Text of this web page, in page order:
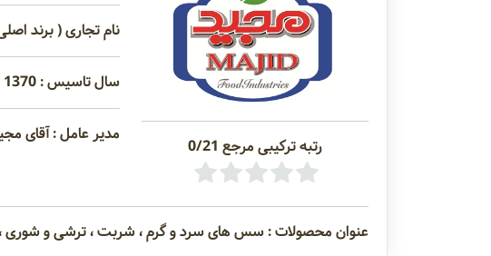
رتبه ترکیبی مرجع 0/21
نام تجاری ( برند
سال تاسیس : 1370
مدیر عامل : آقای
عنوان محصولات : سس های سرد و گرم ، شربت ، ترشی و شوری ،